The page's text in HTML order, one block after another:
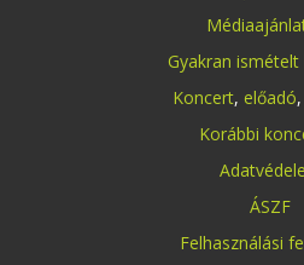
Gyakran ismételt
Koncert, előadó,
Korábbi
ÁSZF
Felhasználási